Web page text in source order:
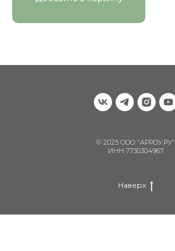
© 2025 ООО "АРРОУ.РУ"
ИНН 7730304967
Наверх